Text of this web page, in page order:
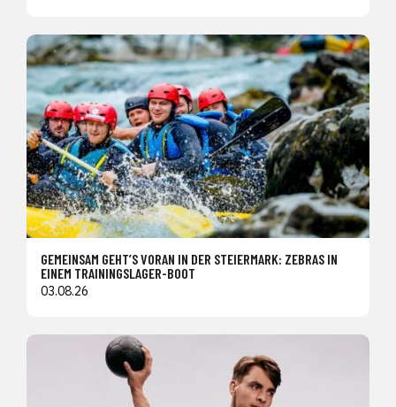
GEMEINSAM GEHT’S VORAN IN DER STEIERMARK: ZEBRAS IN
EINEM TRAININGSLAGER-BOOT
03.08.26